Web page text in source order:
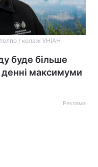
/ колаж УНІАН
буде більше
максимуми
Реклама